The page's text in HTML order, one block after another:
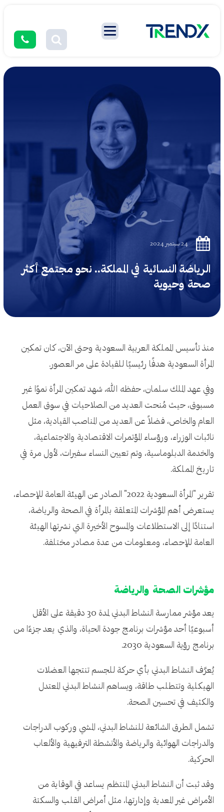
24 سبتمبر 2024
الرياضة النسائية في المملكة.. نحو مجتمع أكثر
صحة وحيوية
منذ تأسيس المملكة العربية السعودية وحتى الآن، كان تمكين
المرأة السعودية هدفًا رئيسيًا للقيادة على مر العصور.
وفي عهد الملك سلمان، حفظه الله، شهد تمكين المرأة نموًا غير
مسبوق، حيث مُنحت العديد من الصلاحيات في سوق العمل
العام والخاص، فضلاً عن العديد من المناصب القيادية، مثل
نائبات الوزراء، ورؤساء المؤتمرات الاقتصادية والاجتماعية،
والخدمة الدبلوماسية، وتم تعيين النساء سفيرات، لأول مرة في
تاريخ المملكة.
تقرير "المرأة السعودية 2022" الصادر عن الهيئة العامة للإحصاء،
يستعرض أهم المؤشرات المتعلقة بالمرأة في الصحة والرياضة،
استنادًا إلى الاستطلاعات والمسوح الأخيرة التي نشرتها الهيئة
العامة للإحصاء، ومعلومات من عدة مصادر مختلفة.
مؤشرات الصحة والرياضة
يعد مؤشر ممارسة النشاط البدني لمدة 30 دقيقة على الأقل
أسبوعيًا أحد مؤشرات برنامج جودة الحياة، والذي يعد جزءًا من
برنامج رؤية السعودية 2030.
يُعرَّف النشاط البدني بأي حركة للجسم تنتجها العضلات
الهيكلية وتتطلب طاقة، ويساهم النشاط البدني المعتدل
والكثيف في تحسين الصحة.
تشمل الطرق الشائعة للنشاط البدني، المشي وركوب الدراجات
والدراجات الهوائية والرياضة والأنشطة الترفيهية والألعاب
الحركية.
وقد ثبت أن النشاط البدني المنتظم يساعد في الوقاية من
الأمراض غير المعدية وإدارتها، مثل أمراض القلب والسكتة